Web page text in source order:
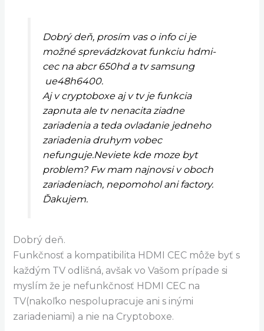
Dobrý deň, prosím vas o info ci je
možné sprevádzkovat funkciu hdmi-
cec na abcr 650hd a tv samsung
ue48h6400.
Aj v cryptoboxe aj v tv je funkcia
zapnuta ale tv nenacita ziadne
zariadenia a teda ovladanie jedneho
zariadenia druhym vobec
nefunguje.Neviete kde moze byt
problem? Fw mam najnovsi v oboch
zariadeniach, nepomohol ani factory.
Ďakujem.
Dobrý deň.
Funkčnosť a kompatibilita HDMI CEC môže byť s
každým TV odlišná, avšak vo Vašom prípade si
myslím že je nefunkčnosť HDMI CEC na
TV(nakoľko nespolupracuje ani s inými
zariadeniami) a nie na Cryptoboxe.